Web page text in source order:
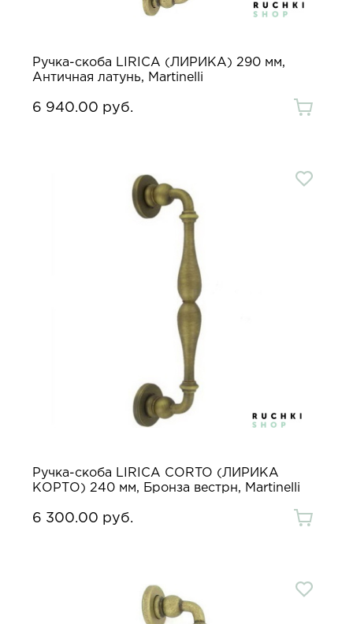
Ручка-скоба LIRICA (ЛИРИКА) 290 мм,
Античная латунь, Martinelli
6 940.00 руб.
Ручка-скоба LIRICA CORTO (ЛИРИКА
КОРТО) 240 мм, Бронза вестрн, Martinelli
6 300.00 руб.